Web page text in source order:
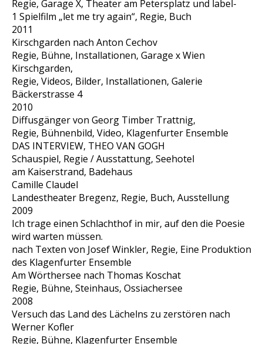
Regie, Garage X, Theater am Petersplatz und label-
1 Spielfilm „let me try again“, Regie, Buch
2011
Kirschgarden nach Anton Cechov
Regie, Bühne, Installationen, Garage x Wien
Kirschgarden,
Regie, Videos, Bilder, Installationen, Galerie
Bäckerstrasse 4
2010
Diffusgänger von Georg Timber Trattnig,
Regie, Bühnenbild, Video, Klagenfurter Ensemble
DAS INTERVIEW, THEO VAN GOGH
Schauspiel, Regie / Ausstattung, Seehotel
am Kaiserstrand, Badehaus
Camille Claudel
Landestheater Bregenz, Regie, Buch, Ausstellung
2009
Ich trage einen Schlachthof in mir, auf den die Poesie
wird warten müssen.
nach Texten von Josef Winkler, Regie, Eine Produktion
des Klagenfurter Ensemble
Am Wörthersee nach Thomas Koschat
Regie, Bühne, Steinhaus, Ossiachersee
2008
Versuch das Land des Lächelns zu zerstören nach
Werner Kofler
Regie, Bühne, Klagenfurter Ensemble